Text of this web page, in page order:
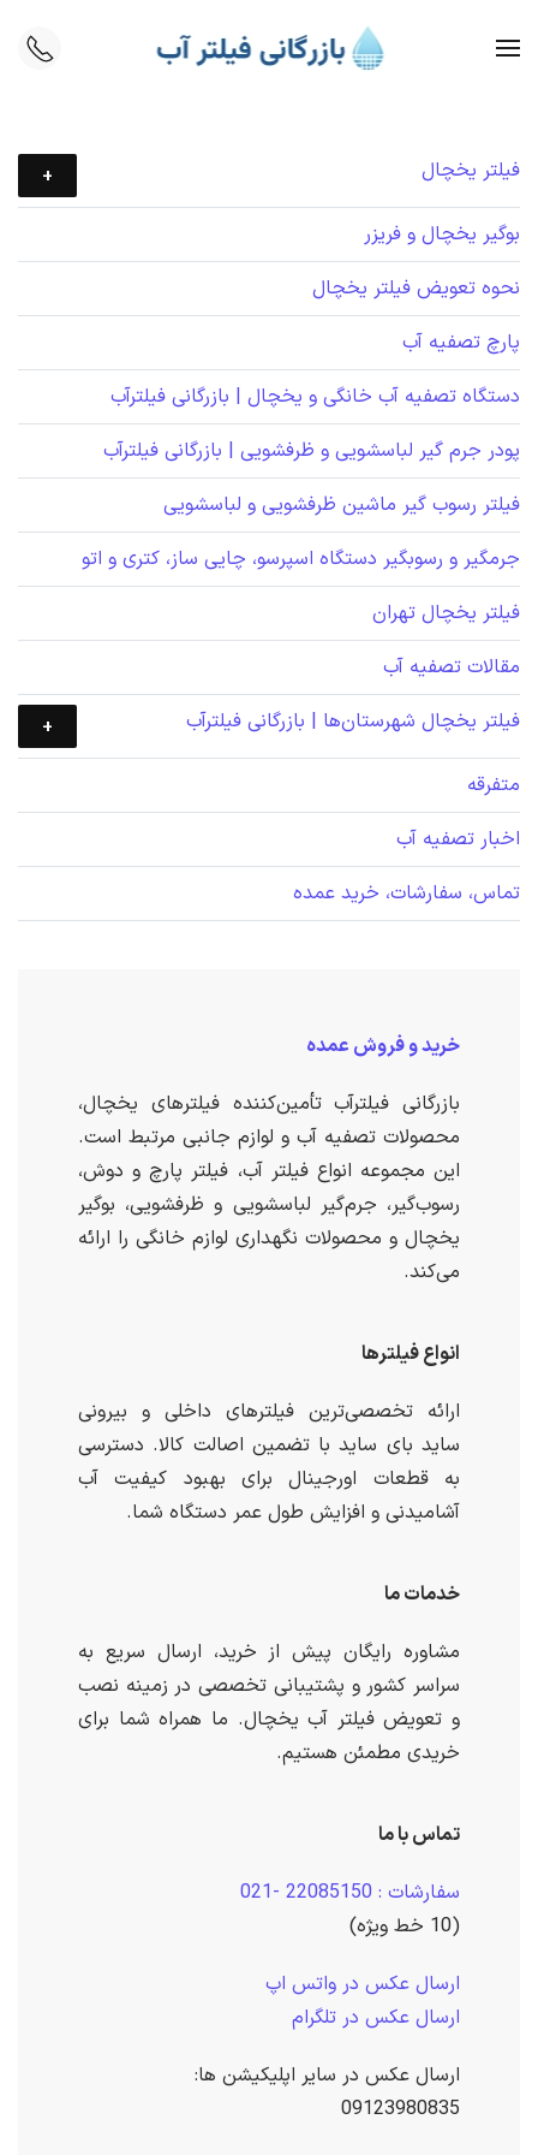
Skip to main content
فیلتر یخچال
بوگیر یخچال و فریزر
نحوه تعویض فیلتر یخچال
پارچ تصفیه آب
دستگاه تصفیه آب خانگی و یخچال | بازرگانی فیلترآب
پودر جرم گیر لباسشویی و ظرفشویی | بازرگانی فیلترآب
فیلتر رسوب گیر ماشین ظرفشویی و لباسشویی
جرمگیر و رسوبگیر دستگاه اسپرسو، چایی ساز، کتری و اتو
فیلتر یخچال تهران
مقالات تصفیه آب
فیلتر یخچال شهرستان‌ها | بازرگانی فیلترآب
متفرقه
اخبار تصفیه آب
تماس، سفارشات، خرید عمده
خرید و فروش عمده
بازرگانی فیلترآب تأمین‌کننده فیلترهای یخچال،
محصولات تصفیه آب و لوازم جانبی مرتبط است.
این مجموعه انواع فیلتر آب، فیلتر پارچ و دوش،
رسوب‌گیر، جرم‌گیر لباسشویی و ظرفشویی، بوگیر
یخچال و محصولات نگهداری لوازم خانگی را ارائه
می‌کند.
انواع فیلترها
ارائه تخصصی‌ترین فیلترهای داخلی و بیرونی
ساید بای ساید با تضمین اصالت کالا. دسترسی
به قطعات اورجینال برای بهبود کیفیت آب
آشامیدنی و افزایش طول عمر دستگاه شما.
خدمات ما
مشاوره رایگان پیش از خرید، ارسال سریع به
سراسر کشور و پشتیبانی تخصصی در زمینه نصب
و تعویض فیلتر آب یخچال. ما همراه شما برای
خریدی مطمئن هستیم.
تماس با ما
سفارشات : 22085150 -021
(10 خط ویژه)
ارسال عکس در واتس اپ
ارسال عکس در تلگرام
ارسال عکس در سایر اپلیکیشن ها:
09123980835